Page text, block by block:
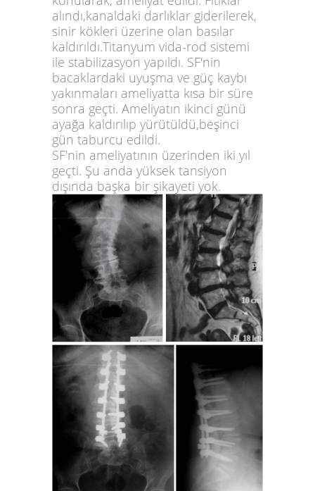
alındı,kanaldaki darlıklar giderilerek,
sinir kökleri üzerine olan basılar
kaldırıldı.Titanyum vida-rod sistemi
ile stabilizasyon yapıldı. SF'nin
bacaklardaki uyuşma ve güç kaybı
yakınmaları ameliyatta kısa bir süre
sonra geçti. Ameliyatın ikinci günü
ayağa kaldırılıp yürütüldü,beşinci
gün taburcu edildi.
SF'nin ameliyatının üzerinden iki yıl
geçti. Şu anda yüksek tansiyon
dışında başka bir şikayeti yok.